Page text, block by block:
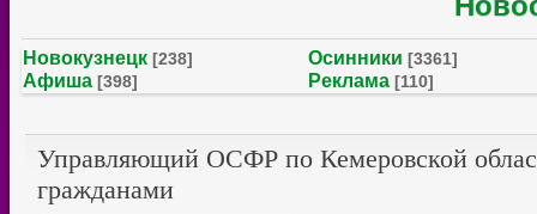
Новокузнецк [238] Осинники [3361]
Афиша [398] Реклама [110]
Управляющий ОСФР по Кемеровской
гражданами